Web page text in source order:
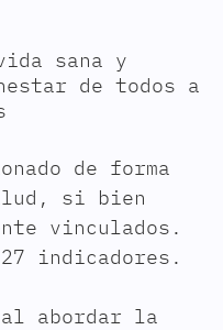
sana y
de todos a
de forma
si bien
vinculados.
indicadores.
abordar la